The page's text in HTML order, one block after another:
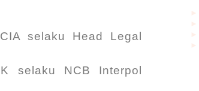
selaku Head Legal
selaku NCB Interpol